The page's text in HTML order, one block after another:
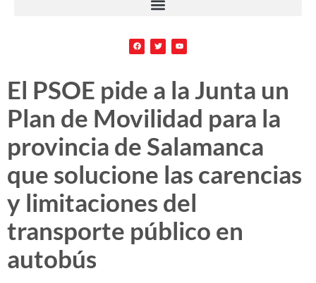
El PSOE pide a la Junta un
Plan de Movilidad para la
provincia de Salamanca
que solucione las carencias
y limitaciones del
transporte público en
autobús